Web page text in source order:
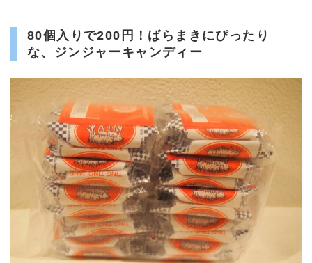
80個入りで200円！ばらまきにぴったり
な、ジンジャーキャンディー